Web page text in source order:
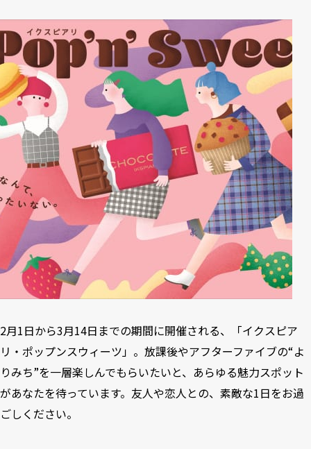
2月1日から3月14日までの期間に開催される、「イクスピア
リ・ポップンスウィーツ」。放課後やアフターファイブの“よ
りみち”を一層楽しんでもらいたいと、あらゆる魅力スポット
があなたを待っています。友人や恋人との、素敵な1日をお過
ごしください。